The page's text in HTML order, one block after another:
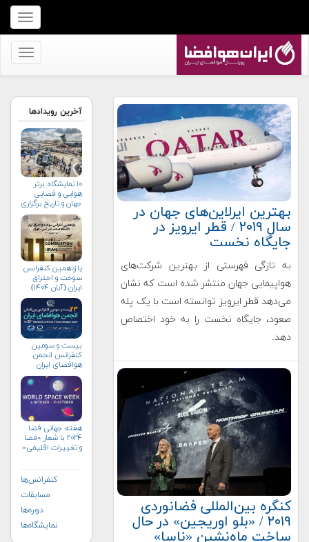
برای
نمایش
منو
برای
کنید
بهترین ایرلاین‌های جهان در
سال ۲۰۱۹ / قطر ایرویز در
جایگاه نخست
به تازگی فهرستی از بهترین شرکت‌های
هواپیمایی جهان منتشر شده است که نشان
می‌دهد قطر ایرویز توانسته است با یک پله
صعود، جایگاه نخست را به خود اختصاص
دهد.
کنگره بین‌المللی فضانوردی
۲۰۱۹ / «بلو اوریجین» در حال
ساخت ماه‌نشین «ناسا»
آخرین رویدادها
۱۰ نمایشگاه برتر
هوایی و فضایی
جهان و تاریخ برگزاری
آن‌ها
یازدهمین کنفرانس
سوخت و احتراق
ایران (آبان‌ ۱۴۰۴)
بیست و سومین
کنفرانس انجمن
هوافضای ايران
هفته جهانی فضا
۲۰۲۴ با شعار «فضا
و تغییرات اقلیمی»
کنفرانس‌ها
مسابقات
دوره‌ها
نمایشگاه‌ها